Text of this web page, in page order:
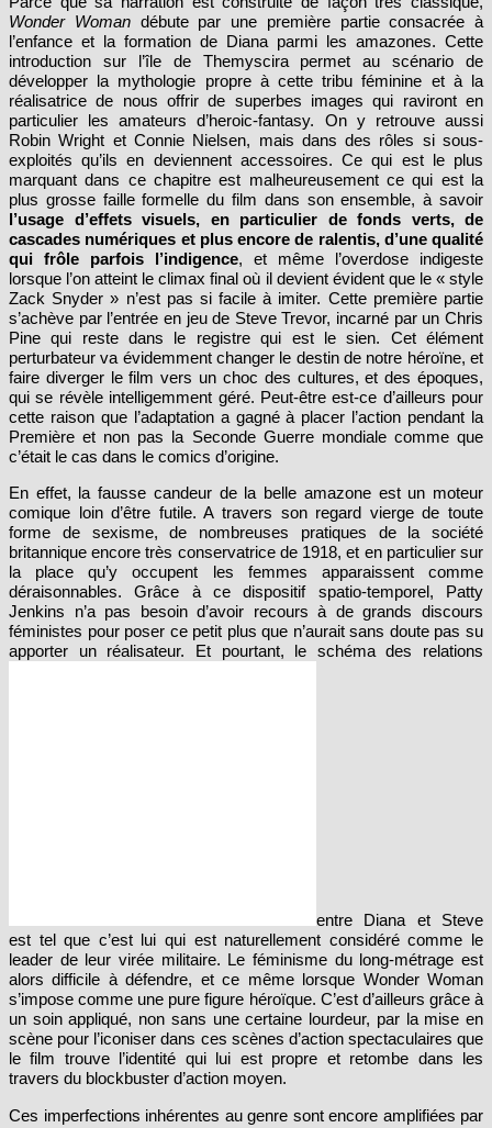
Parce que sa narration est construite de façon très classique,
Wonder Womandébute par une première partie consacrée à
l’enfance et la formation de Diana parmi les amazones. Cette
introduction sur l’île de Themyscira permet au scénario de
développer la mythologie propre à cette tribu féminine et à la
réalisatrice de nous offrir de superbes images qui raviront en
particulier les amateurs d’heroic-fantasy. On y retrouve aussi
Robin Wright et Connie Nielsen, mais dans des rôles si sous-
exploités qu’ils en deviennent accessoires. Ce qui est le plus
marquant dans ce chapitre est malheureusement ce qui est la
plus grosse faille formelle du film dans son ensemble, à savoir
l’usage d’effets visuels, en particulier de fonds verts, de
cascades numériques et plus encore de ralentis, d’une qualité
qui frôle parfois l’indigence , et même l’overdose indigeste
lorsque l’on atteint le climax final où il devient évident que le « style
Zack Snyder » n’est pas si facile à imiter. Cette première partie
s’achève par l’entrée en jeu de Steve Trevor, incarné par un Chris
Pine qui reste dans le registre qui est le sien. Cet élément
perturbateur va évidemment changer le destin de notre héroïne, et
faire diverger le film vers un choc des cultures, et des époques,
qui se révèle intelligemment géré. Peut-être est-ce d’ailleurs pour
cette raison que l’adaptation a gagné à placer l’action pendant la
Première et non pas la Seconde Guerre mondiale comme que
c’était le cas dans le comics d’origine.
En effet, la fausse candeur de la belle amazone est un moteur
comique loin d’être futile. A travers son regard vierge de toute
forme de sexisme, de nombreuses pratiques de la société
britannique encore très conservatrice de 1918, et en particulier sur
la place qu’y occupent les femmes apparaissent comme
déraisonnables. Grâce à ce dispositif spatio-temporel, Patty
Jenkins n’a pas besoin d’avoir recours à de grands discours
féministes pour poser ce petit plus que n’aurait sans doute pas su
entre Diana et Steve
est tel que c’est lui qui est naturellement considéré comme le
leader de leur virée militaire. Le féminisme du long-métrage est
alors difficile à défendre, et ce même lorsque Wonder Woman
s’impose comme une pure figure héroïque. C’est d’ailleurs grâce à
un soin appliqué, non sans une certaine lourdeur, par la mise en
scène pour l’iconiser dans ces scènes d’action spectaculaires que
le film trouve l’identité qui lui est propre et retombe dans les
travers du blockbuster d’action moyen.